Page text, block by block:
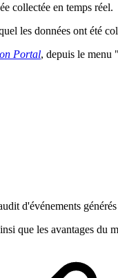
collectée en temps réel.
les données ont été
Portal, depuis le menu
d'événements
que les avantages